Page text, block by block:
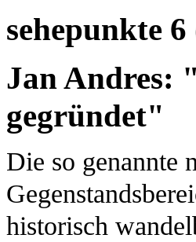
sehepunkte
Jan Andres:
gegründet"
Die so genannte
historisch